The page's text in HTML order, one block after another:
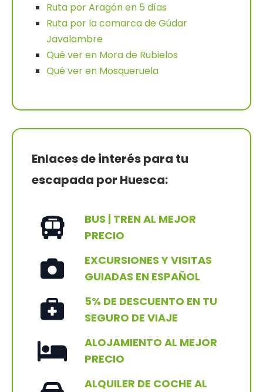
Ruta por Aragón en 5 días
Ruta por la comarca de Gúdar
Javalambre
Qué ver en Mora de Rubielos
Qué ver en Mosqueruela
Enlaces de interés para tu
escapada por Huesca:
BUS | TREN AL MEJOR
PRECIO
EXCURSIONES Y VISITAS
GUIADAS EN ESPAÑOL
5% DE DESCUENTO EN TU
SEGURO DE VIAJE
ALOJAMIENTO AL MEJOR
PRECIO
ALQUILER DE COCHE AL